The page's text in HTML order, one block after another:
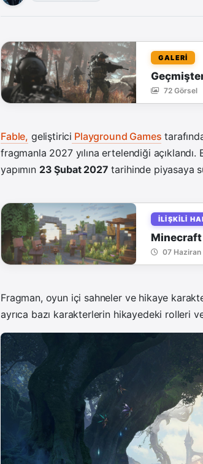
GALERİ
72 Görsel
Fable, geliştirici Playground Games
fragmanla 2027 yılına ertelendiği
yapımın 23 Şubat 2027 tarihinde piyasaya
İLIŞKILI
Minecraft
07 Haziran
Fragman, oyun içi sahneler ve hikaye
ayrıca bazı karakterlerin hikayedeki rolleri